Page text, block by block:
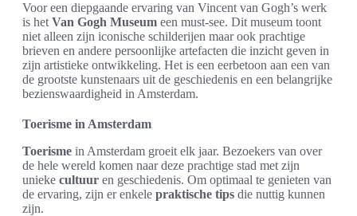
Voor een diepgaande ervaring van Vincent van Gogh’s werk
is het Van Gogh Museum een must-see. Dit museum toont
niet alleen zijn iconische schilderijen maar ook prachtige
brieven en andere persoonlijke artefacten die inzicht geven in
zijn artistieke ontwikkeling. Het is een eerbetoon aan een van
de grootste kunstenaars uit de geschiedenis en een belangrijke
bezienswaardigheid in Amsterdam.
Toerisme in Amsterdam
Toerisme in Amsterdam groeit elk jaar. Bezoekers van over
de hele wereld komen naar deze prachtige stad met zijn
unieke cultuur en geschiedenis. Om optimaal te genieten van
de ervaring, zijn er enkele praktische tips die nuttig kunnen
zijn.